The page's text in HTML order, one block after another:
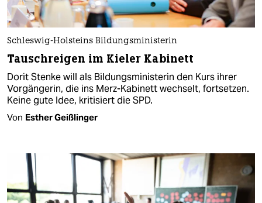
Schleswig-Holsteins Bildungsministerin
Tauschreigen im Kieler Kabinett
Dorit Stenke will als Bildungsministerin den Kurs ihrer
Vorgängerin, die ins Merz-Kabinett wechselt, fortsetzen.
Keine gute Idee, kritisiert die SPD.
Von Esther Geißlinger